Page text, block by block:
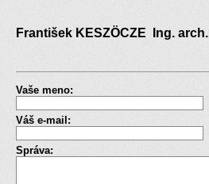
František KESZÖCZE Ing. arch.
Vaše meno:
Váš e-mail:
Správa: